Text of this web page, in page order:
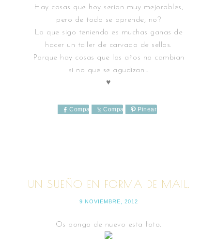
Hay cosas que hoy serían muy mejorables,
pero de todo se aprende, no?
Lo que sigo teniendo es muchas ganas de
hacer un taller de carvado de sellos.
Porque hay cosas que los años no cambian
si no que se agudizan…
♥
Comparte Comparte Pinear
UN SUEÑO EN FORMA DE MAIL.
9 NOVIEMBRE, 2012
Os pongo de nuevo esta foto.